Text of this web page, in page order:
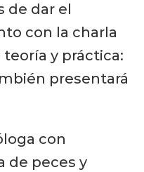
de dar el
con la charla
y práctica:
presentará
con
de peces y